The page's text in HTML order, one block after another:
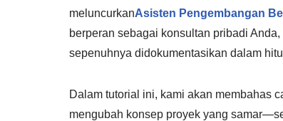
meluncurkanAsisten Pengembangan
berperan sebagai konsultan pribadi
sepenuhnya didokumentasikan dalam
Dalam tutorial ini, kami akan membahas
mengubah konsep proyek yang